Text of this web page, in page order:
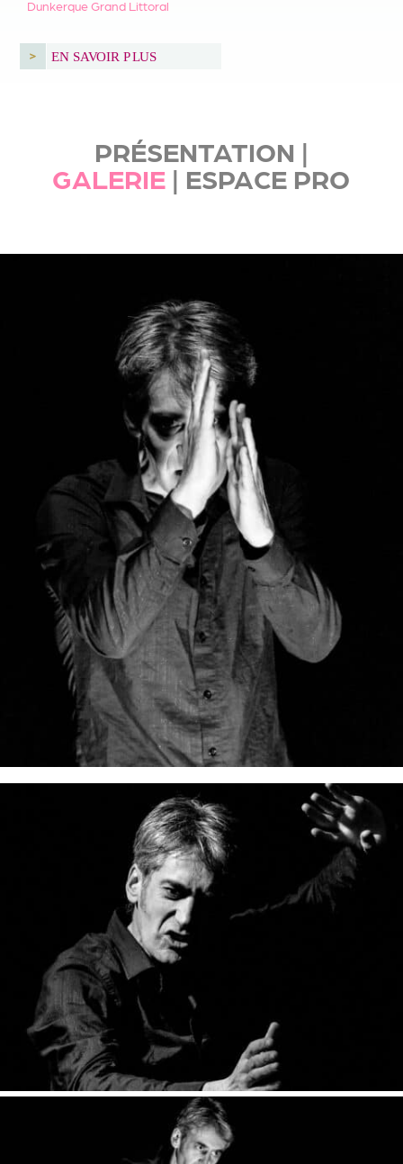
Dunkerque Grand Littoral
PRÉSENTATION |
GALERIE | ESPACE PRO